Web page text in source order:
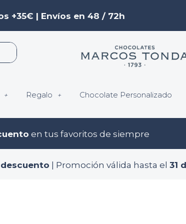
+35€ | Envíos en 48 / 72h
Regalo Chocolate Personalizado
en tus favoritos de siempre
descuento | Promoción válida hasta el 31